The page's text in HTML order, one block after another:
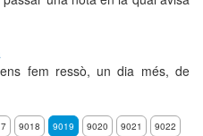
fem ressò, un dia més, de
9018 9019 9020 9021
9022